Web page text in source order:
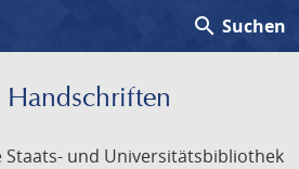
search Suchen
Staats- und Universitätsbibliothek